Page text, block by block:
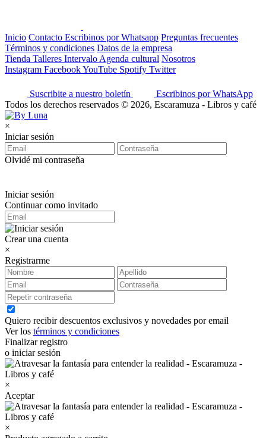
Inicio Contacto Escribinos por Whatsapp Preguntas frecuentes
Términos y condiciones Datos de la empresa
Tienda Talleres Intervalo Agenda cultural Nosotros
Instagram FacebookYouTube Spotify Twitter
Suscribite a nuestro boletín
Escribinos por WhatsApp
Todos los derechos reservados © 2026, Escaramuza - Libros y café
×
Iniciar sesión
Olvidé mi contraseña
Iniciar sesión
Continuar como invitado
Crear una cuenta
×
Registrarme
Quiero recibir descuentos exclusivos y novedades por email
Ver los términos y condiciones
Finalizar registro
o iniciar sesión
×
Aceptar
×